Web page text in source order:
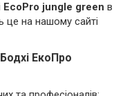
jungle green в
це на нашому сайті
ЕкоПро